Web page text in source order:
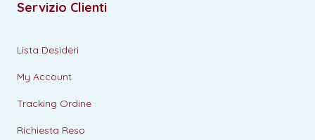
Servizio Clienti
Lista Desideri
My Account
Tracking Ordine
Richiesta Reso